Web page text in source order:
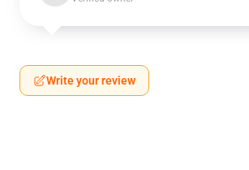
Write your review